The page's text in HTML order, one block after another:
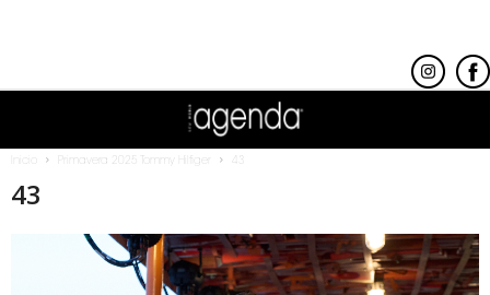
Primavera 2025 Tommy Hilfiger 43
43